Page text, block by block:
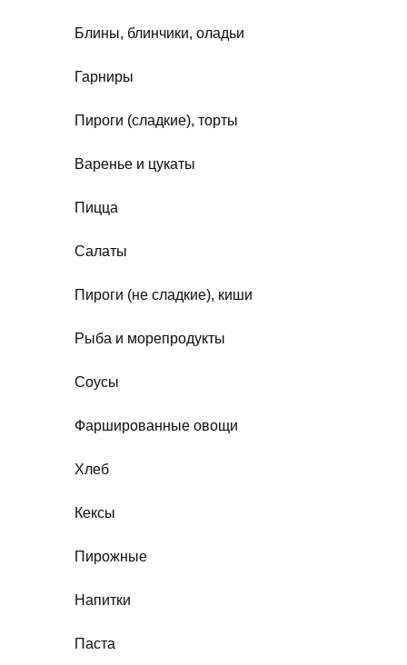
Блины, блинчики, оладьи
Гарниры
Пироги (сладкие), торты
Варенье и цукаты
Пицца
Салаты
Пироги (не сладкие), киши
Рыба и морепродукты
Соусы
Фаршированные овощи
Хлеб
Кексы
Пирожные
Напитки
Паста